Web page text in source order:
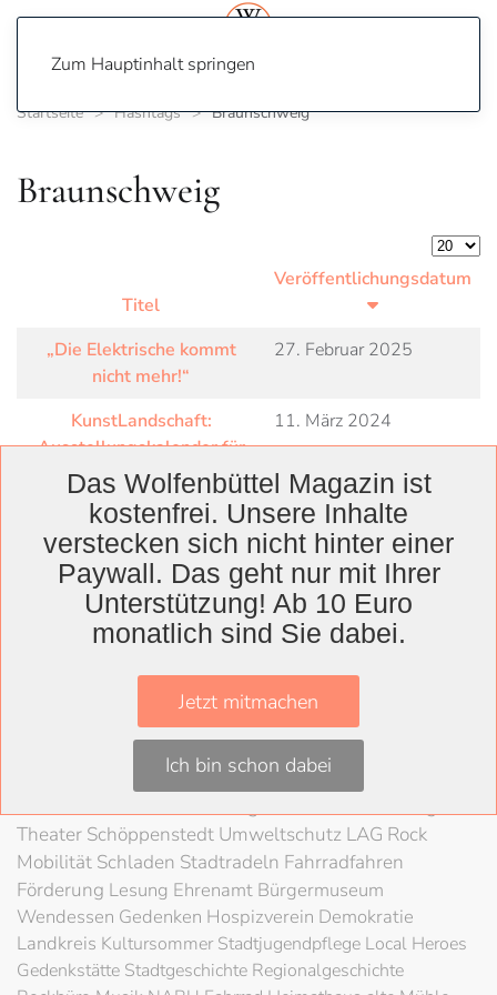
Zum Hauptinhalt springen
Startseite Hashtags Braunschweig
Braunschweig
Titel
Veröffentlichungsdatum
„Die Elektrische kommt
nicht mehr!“
27. Februar 2025
KunstLandschaft:
Ausstellungskalender für
die Region veröffentlicht
11. März 2024
WolfenbüttelLandkreis
WolfenbüttelLessingtheaterAusstellung
Herzog August BibliothekNachhaltigkeit
KunstKunstvereinMuseumFestival
Braunschweigische LandschaftHAB
Theater Schöppenstedt Umweltschutz LAG Rock
Mobilität Schladen Stadtradeln Fahrradfahren
Förderung Lesung Ehrenamt Bürgermuseum
Wendessen Gedenken Hospizverein Demokratie
Landkreis KultursommerStadtjugendpflege Local Heroes
Gedenkstätte Stadtgeschichte Regionalgeschichte
Das Wolfenbüttel Magazin ist
kostenfrei. Unsere Inhalte
verstecken sich nicht hinter einer
Paywall. Das geht nur mit Ihrer
Unterstützung! Ab 10 Euro
monatlich sind Sie dabei.
Jetzt mitmachen
Ich bin schon dabei